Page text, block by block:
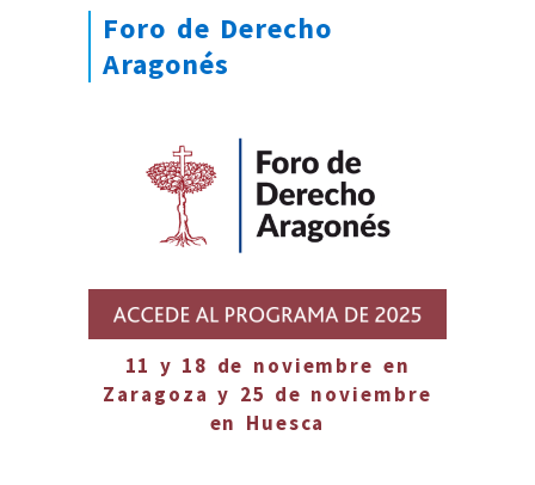
Foro de Derecho
Aragonés
11 y 18 de noviembre en
Zaragoza y 25 de noviembre
en Huesca